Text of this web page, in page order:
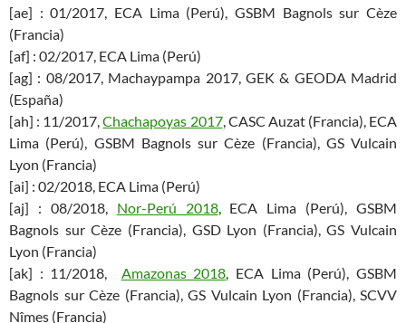
[ae] : 01/2017, ECA Lima (Perú), GSBM Bagnols sur Cèze
(Francia)
[af] : 02/2017, ECA Lima (Perú)
[ag] : 08/2017, Machaypampa 2017, GEK & GEODA Madrid
(España)
[ah] : 11/2017,Chachapoyas 2017, CASC Auzat (Francia), ECA
Lima (Perú), GSBM Bagnols sur Cèze (Francia), GS Vulcain
Lyon (Francia)
[ai] : 02/2018, ECA Lima (Perú)
[aj] : 08/2018, Nor-Perú 2018, ECA Lima (Perú), GSBM
Bagnols sur Cèze (Francia), GSD Lyon (Francia), GS Vulcain
Lyon (Francia)
[ak] : 11/2018, Amazonas 2018, ECA Lima (Perú), GSBM
Bagnols sur Cèze (Francia), GS Vulcain Lyon (Francia), SCVV
Nîmes (Francia)